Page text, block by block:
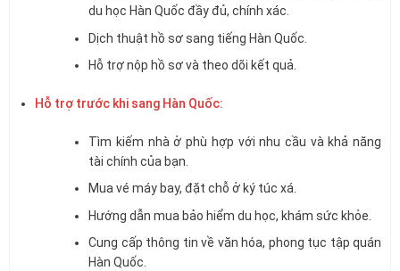
du học Hàn Quốc đầy đủ, chính xác.
Dịch thuật hồ sơ sang tiếng Hàn Quốc.
Hỗ trợ nộp hồ sơ và theo dõi kết quả.
Hỗ trợ trước khi sang Hàn Quốc:
Tìm kiếm nhà ở phù hợp với nhu cầu và khả năng
tài chính của bạn.
Mua vé máy bay, đặt chỗ ở ký túc xá.
Hướng dẫn mua bảo hiểm du học, khám sức khỏe.
Cung cấp thông tin về văn hóa, phong tục tập quán
Hàn Quốc.